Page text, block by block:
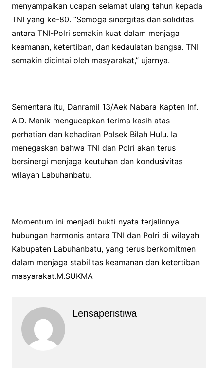
menyampaikan ucapan selamat ulang tahun kepada
TNI yang ke-80. “Semoga sinergitas dan soliditas
antara TNI-Polri semakin kuat dalam menjaga
keamanan, ketertiban, dan kedaulatan bangsa. TNI
semakin dicintai oleh masyarakat,” ujarnya.
Sementara itu, Danramil 13/Aek Nabara Kapten Inf.
A.D. Manik mengucapkan terima kasih atas
perhatian dan kehadiran Polsek Bilah Hulu. Ia
menegaskan bahwa TNI dan Polri akan terus
bersinergi menjaga keutuhan dan kondusivitas
wilayah Labuhanbatu.
Momentum ini menjadi bukti nyata terjalinnya
hubungan harmonis antara TNI dan Polri di wilayah
Kabupaten Labuhanbatu, yang terus berkomitmen
dalam menjaga stabilitas keamanan dan ketertiban
masyarakat.M.SUKMA
Lensaperistiwa